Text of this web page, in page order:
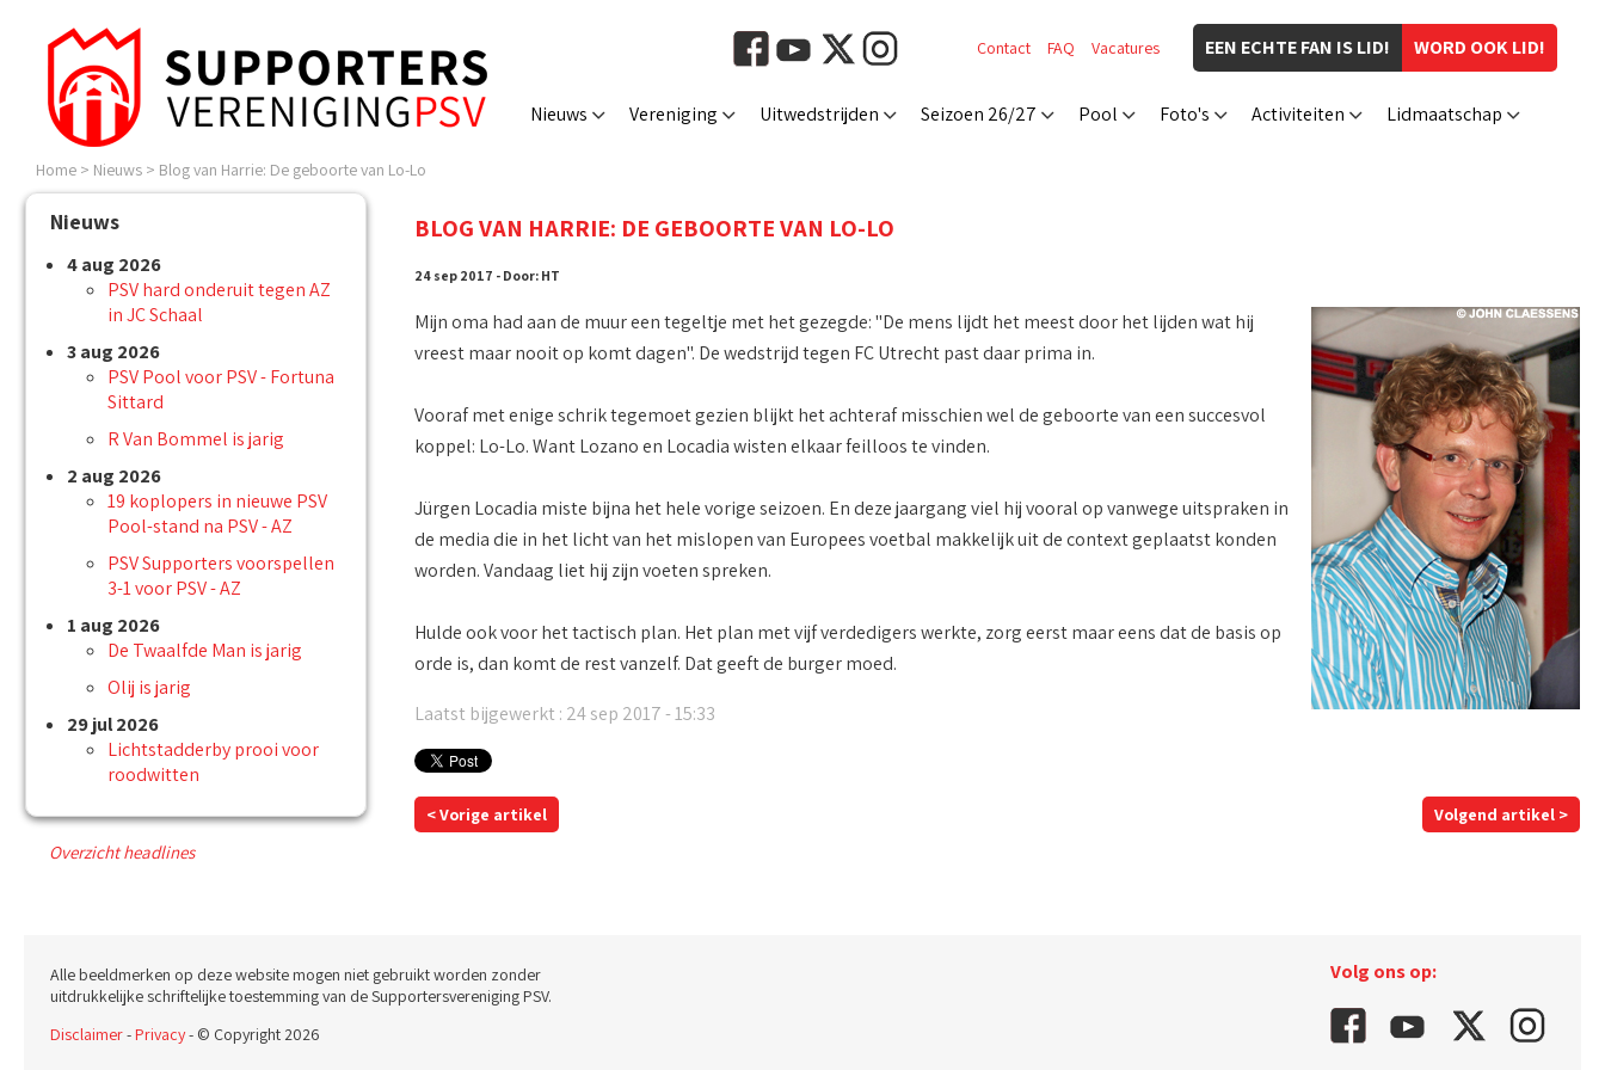
WORD OOK LID!
EEN ECHTE FAN IS LID!
Contact FAQ Vacatures
Nieuws Vereniging Uitwedstrijden Seizoen 26/27 Pool Foto's Activiteiten Lidmaatschap
Home > Nieuws > Blog van Harrie: De geboorte van Lo-Lo
Nieuws
4 aug 2026
PSV hard onderuit tegen AZ
in JC Schaal
3 aug 2026
PSV Pool voor PSV - Fortuna
Sittard
R Van Bommel is jarig
2 aug 2026
19 koplopers in nieuwe PSV
Pool-stand na PSV - AZ
PSV Supporters voorspellen
3-1 voor PSV - AZ
1 aug 2026
De Twaalfde Man is jarig
Olij is jarig
29 jul 2026
Lichtstadderby prooi voor
roodwitten
Overzicht headlines
BLOG VAN HARRIE: DE GEBOORTE VAN LO-LO
24 sep 2017 - Door: HT
Mijn oma had aan de muur een tegeltje met het gezegde: "De mens lijdt het meest door het lijden wat hij
vreest maar nooit op komt dagen". De wedstrijd tegen FC Utrecht past daar prima in.
Vooraf met enige schrik tegemoet gezien blijkt het achteraf misschien wel de geboorte van een succesvol
koppel: Lo-Lo. Want Lozano en Locadia wisten elkaar feilloos te vinden.
Jürgen Locadia miste bijna het hele vorige seizoen. En deze jaargang viel hij vooral op vanwege uitspraken in
de media die in het licht van het mislopen van Europees voetbal makkelijk uit de context geplaatst konden
worden. Vandaag liet hij zijn voeten spreken.
Hulde ook voor het tactisch plan. Het plan met vijf verdedigers werkte, zorg eerst maar eens dat de basis op
orde is, dan komt de rest vanzelf. Dat geeft de burger moed.
Laatst bijgewerkt : 24 sep 2017 - 15:33
< Vorige artikel Volgend artikel >
Volg ons op:
Alle beeldmerken op deze website mogen niet gebruikt worden zonder
uitdrukkelijke schriftelijke toestemming van de Supportersvereniging PSV.
Disclaimer-Privacy- © Copyright 2026